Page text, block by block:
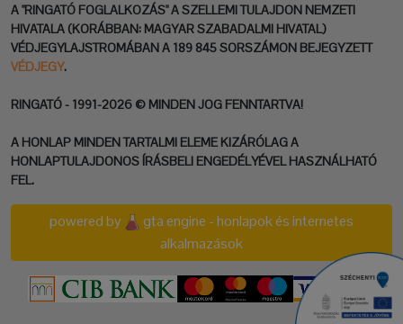
A "RINGATÓ FOGLALKOZÁS" A SZELLEMI TULAJDON NEMZETI
HIVATALA (KORÁBBAN: MAGYAR SZABADALMI HIVATAL)
VÉDJEGYLAJSTROMÁBAN A 189 845 SORSZÁMON BEJEGYZETT
VÉDJEGY.
RINGATÓ - 1991-2026 © MINDEN JOG FENNTARTVA!
A HONLAP MINDEN TARTALMI ELEME KIZÁRÓLAG A
HONLAPTULAJDONOS ÍRÁSBELI ENGEDÉLYÉVEL HASZNÁLHATÓ
FEL.
powered by
gta engine - honlapok és internetes
alkalmazások